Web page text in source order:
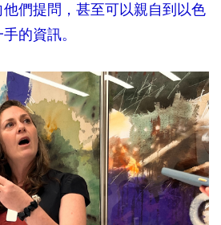
們提問，甚至可以親自到以色
的資訊。